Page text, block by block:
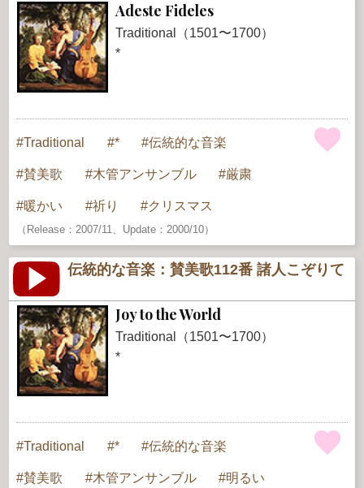
Adeste Fideles
Traditional（1501〜1700）
*
Traditional * 伝統的な音楽
賛美歌 木管アンサンブル 厳粛
暖かい 祈り クリスマス
（Release：2007/11、Update：2000/10）
伝統的な音楽：賛美歌112番 諸人こぞりて
Joy to the World
Traditional（1501〜1700）
*
Traditional * 伝統的な音楽
賛美歌 木管アンサンブル 明るい